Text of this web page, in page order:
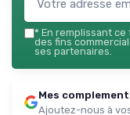
* En remplissant ce
des fins
ses partenaires.
Mes
Ajoutez-nous à